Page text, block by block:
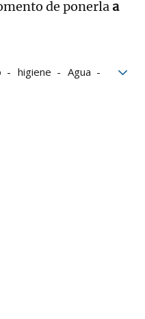
de ponerlaa
higiene
Agua